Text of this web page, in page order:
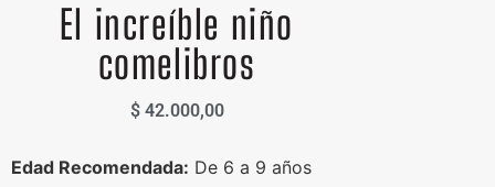
El increíble niño
comelibros
$42.000,00
Edad Recomendada: De 6 a 9 años